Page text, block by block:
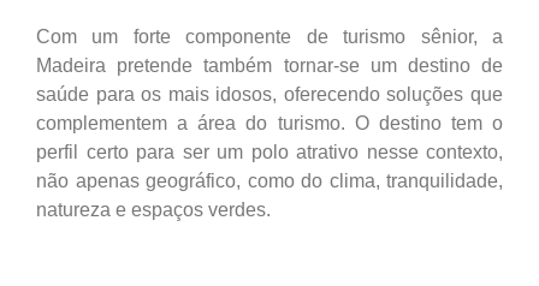
Com um forte componente de turismo sênior, a
Madeira pretende também tornar-se um destino de
saúde para os mais idosos, oferecendo soluções que
complementem a área do turismo. O destino tem o
perfil certo para ser um polo atrativo nesse contexto,
não apenas geográfico, como do clima, tranquilidade,
natureza e espaços verdes.